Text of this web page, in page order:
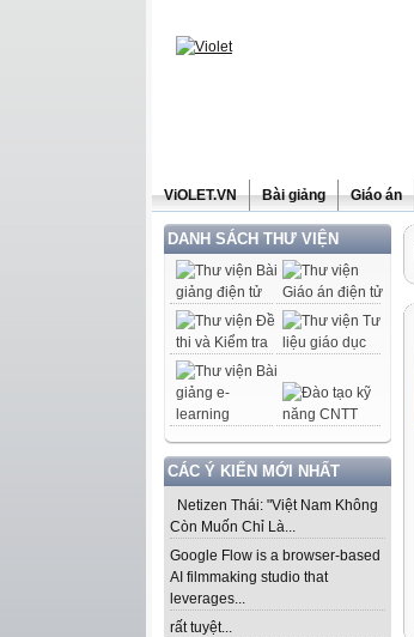
ViOLET.VN Bài giảng Giáo án
DANH SÁCH THƯ VIỆN
CÁC Ý KIẾN MỚI NHẤT
Netizen Thái: "Việt Nam Không
Còn Muốn Chỉ Là...
Google Flow is a browser-based
AI filmmaking studio that
leverages...
rất tuyệt...